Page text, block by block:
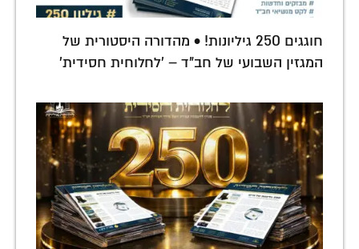
חוגגים 250 גיליונות! • מהדורה היסטורית של
המגזין השבועי של חב"ד – 'לחלוחית חסידית'